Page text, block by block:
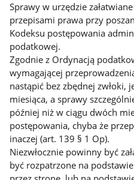
Sprawy w urzędzie
przepisami prawa przy
Kodeksu postępowania
podatkowej.
Zgodnie z Ordynacją
wymagającej
nastąpić bez zbędnej zwłoki,
miesiąca, a sprawy
później niż w ciągu dwóch
postępowania, chyba że
inaczej (art. 139 § 1 Op).
Niezwłocznie powinny być
być rozpatrzone na